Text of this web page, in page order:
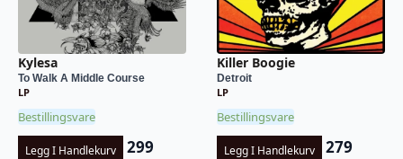
Kylesa
To Walk A Middle Course
LP
Bestillingsvare
Legg I Handlekurv 299
Killer Boogie
Detroit
LP
Bestillingsvare
Legg I Handlekurv 279